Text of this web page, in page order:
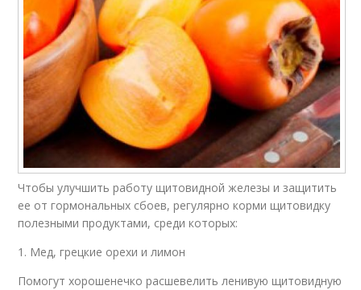
Чтобы улучшить работу щитовидной железы и защитить
ее от гормональных сбоев, регулярно корми щитовидку
полезными продуктами, среди которых:
1. Мед, грецкие орехи и лимон
Помогут хорошенечко расшевелить ленивую щитовидную